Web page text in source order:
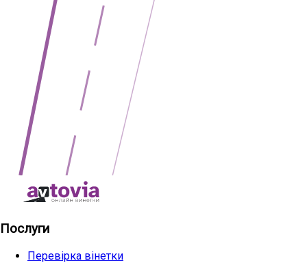
Послуги
Перевірка вінетки